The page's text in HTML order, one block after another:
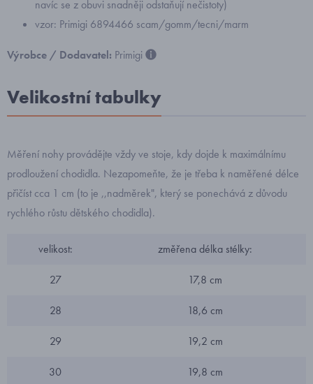
navíc se z obuvi snadněji odstaňují nečistoty)
vzor: Primigi 6894466 scam/gomm/tecni/marm
Výrobce / Dodavatel: Primigi
Velikostní tabulky
Měření nohy provádějte vždy ve stoje, kdy dojde k maximálnímu
prodloužení chodidla. Nezapomeňte, že je třeba k naměřené délce
přičíst cca 1 cm (to je ,,nadměrek", který se ponechává z důvodu
rychlého růstu dětského chodidla).
velikost: změřena délka stélky:
27 17,8 cm
28 18,6 cm
29 19,2 cm
30 19,8 cm